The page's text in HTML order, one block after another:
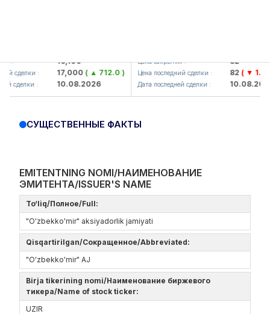
16,100
: 17,000( ▲ 712.0 )
: 10.08.2026
Цена закрытия : 82
Цена последний сделки : 82 ( ▼ 1.91 )
Дата последней сделки : 10.08.2026
СУЩЕСТВЕННЫЕ ФАКТЫ
EMITENTNING NOMI/НАИМЕНОВАНИЕ
ЭМИТЕНТА/ISSUER'S NAME
To‘liq/Полное/Full:
"O'zbekko'mir" aksiyadorlik jamiyati
Qisqartirilgan/Сокращенное/Abbreviated:
"O'zbekko'mir" AJ
Birja tikerining nomi/Наименование биржевого
тикера/Name of stock ticker:
UZIR